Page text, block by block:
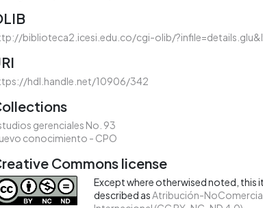
biblioteca2.icesi.edu.co/cgi-olib/
hdl.handle.net/10906/342
gerenciales No. 93
conocimiento - CPO
Commons license
Except where otherwised noted, this
described as Atribución-